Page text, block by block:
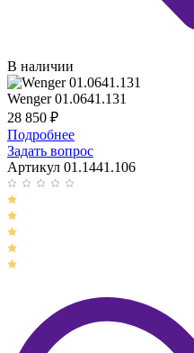
В наличии
Wenger 01.0641.131
28 850 ₽
Подробнее
Задать вопрос
Артикул 01.1441.106